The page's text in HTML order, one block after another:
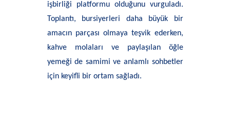
işbirliği platformu olduğunu vurguladı.
Toplantı, bursiyerleri daha büyük bir
amacın parçası olmaya teşvik ederken,
kahve molaları ve paylaşılan öğle
yemeği de samimi ve anlamlı sohbetler
için keyifli bir ortam sağladı.